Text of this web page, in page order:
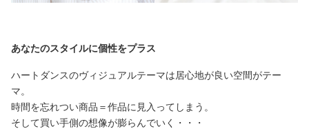
あなたのスタイルに個性をプラス
ハートダンスのヴィジュアルテーマは居心地が良い空間がテー
マ。
時間を忘れつい商品＝作品に見入ってしまう。
そして買い手側の想像が膨らんでいく・・・